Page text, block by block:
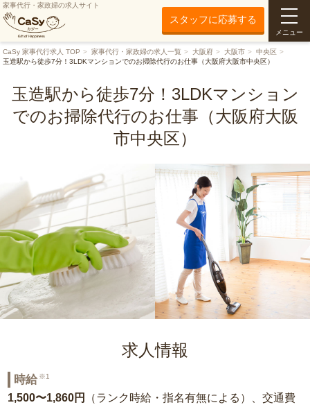
家事代行・家政婦の求人サイト
スタッフに応募する
メニュー
CaSy 家事代行求人 TOP 家事代行・家政婦の求人一覧 大阪府 大阪市
中央区
玉造駅から徒歩7分！3LDKマンションでのお掃除代行のお仕事（大阪府大阪市中央区）
玉造駅から徒歩7分！3LDKマンション
でのお掃除代行のお仕事（大阪府大阪
市中央区）
求人情報
時給 ※1
1,500〜1,860円
（ランク時給・指名有無による）、交通費